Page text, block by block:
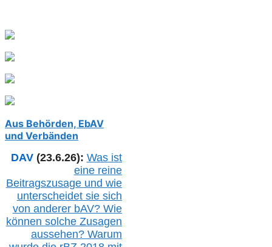
Aus Behörden, EbAV
und Verbänden
DAV (23.6.26): Was ist
eine reine
Beitragszusage und wie
unterscheidet sie sich
von anderer bAV? Wie
können solche Zusagen
aussehen? Warum